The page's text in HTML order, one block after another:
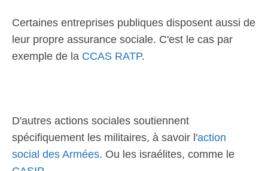
Certaines entreprises publiques disposent aussi de
leur propre assurance sociale. C'est le cas par
exemple de la CCAS RATP.
D'autres actions sociales soutiennent
spécifiquement les militaires, à savoir l'action
social des Armées. Ou les israélites, comme le